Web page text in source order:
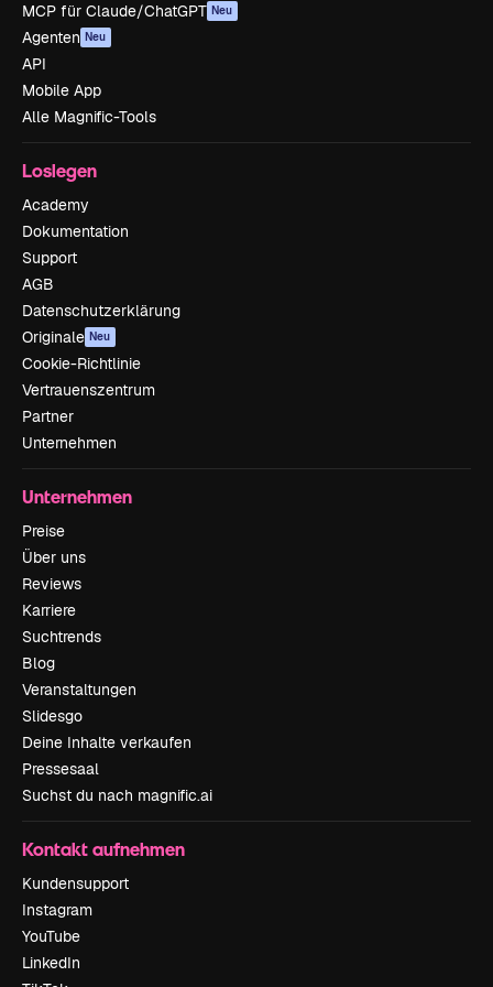
MCP für Claude/ChatGPT Neu
Agenten Neu
API
Mobile App
Alle Magnific-Tools
Loslegen
Academy
Dokumentation
Support
AGB
Datenschutzerklärung
Originale Neu
Cookie-Richtlinie
Vertrauenszentrum
Partner
Unternehmen
Unternehmen
Preise
Über uns
Reviews
Karriere
Suchtrends
Blog
Veranstaltungen
Slidesgo
Deine Inhalte verkaufen
Pressesaal
Suchst du nach magnific.ai
Kontakt aufnehmen
Kundensupport
Instagram
YouTube
LinkedIn